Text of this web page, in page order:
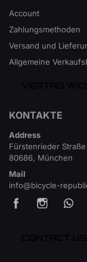
Account
Zahlungsmethoden
Versand und
Allgemeine
KONTAKTE
Address
Fürstenrieder Straße
80686, München
Mail
info@bicycle-